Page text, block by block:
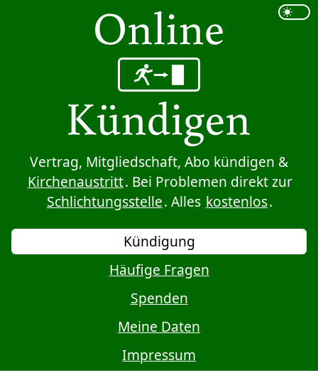
Sprung zum Inhalt
Vertrag, Mitgliedschaft, Abo kündigen &
Kirchenaustritt. Bei Problemen direkt zur
Schlichtungsstelle. Alles kostenlos.
Kündigung
Häufige Fragen
Spenden
Meine Daten
Impressum